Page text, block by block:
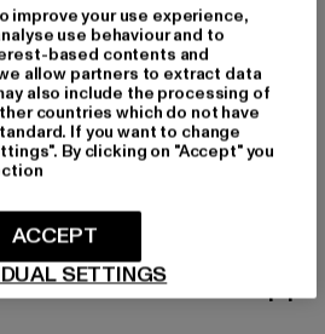
AN, UM
ZU BLEI
Newsletter an und
über aktuelle Tre
von DefShop p
improve your use experience,
use behaviour and to
based contents and
allow partners to extract data
also include the processing of
countries which do not have
If you want to change
By clicking on "Accept" you
SETTINGS
ACCEPT